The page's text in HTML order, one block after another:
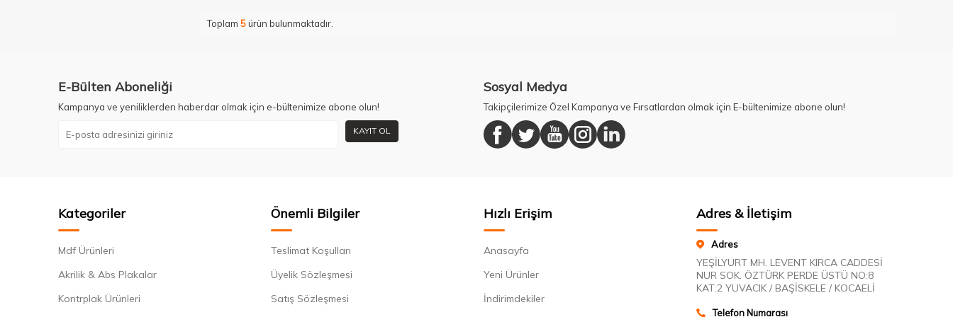
Toplam 5ürün bulunmaktadır.
E-Bülten Aboneliği
Kampanya ve yeniliklerden haberdar olmak için e-bültenimize abone olun!
KAYIT OL
Sosyal Medya
Takipçilerimize Özel Kampanya ve Fırsatlardan olmak için E-bültenimize abone olun!
Kategoriler
Mdf Ürünleri
Akrilik & Abs Plakalar
Kontrplak Ürünleri
Önemli Bilgiler
Teslimat Koşulları
Üyelik Sözleşmesi
Satış Sözleşmesi
Hızlı Erişim
Anasayfa
Yeni Ürünler
İndirimdekiler
Adres & İletişim
Adres
YEŞİLYURT MH. LEVENT KIRCA CADDESİ
NUR SOK. ÖZTÜRK PERDE ÜSTÜ NO:8
KAT:2 YUVACIK / BAŞİSKELE / KOCAELİ
Telefon Numarası